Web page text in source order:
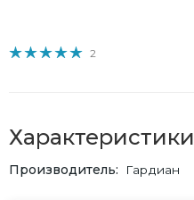
2
Характеристики
Производитель Гардиан